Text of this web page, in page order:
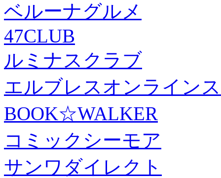
ベルーナグルメ
47CLUB
ルミナスクラブ
エルブレスオンライン
BOOK☆WALKER
コミックシーモア
サンワダイレクト